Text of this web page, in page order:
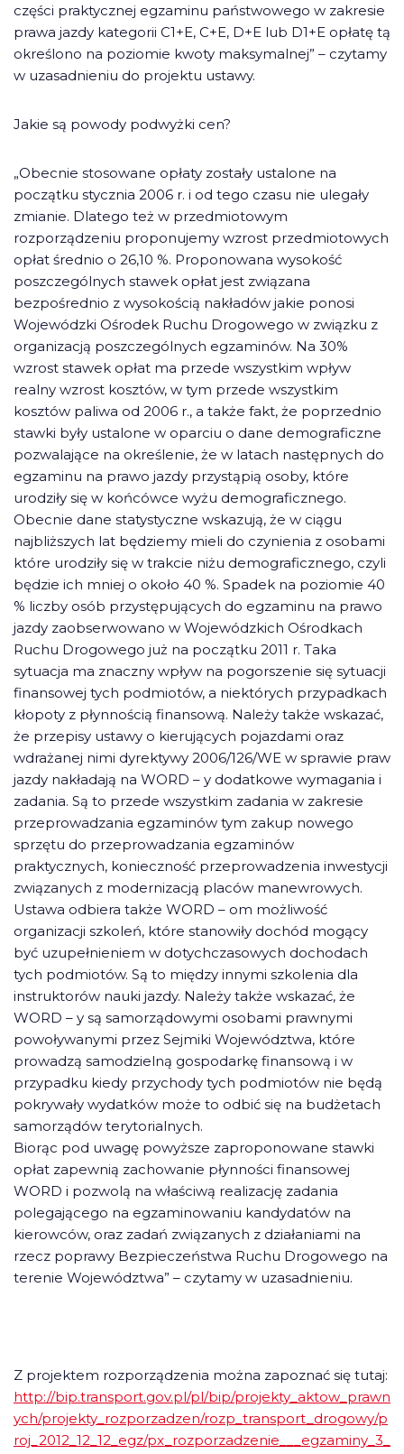
części praktycznej egzaminu państwowego w zakresie
prawa jazdy kategorii C1+E, C+E, D+E lub D1+E opłatę tą
określono na poziomie kwoty maksymalnej” – czytamy
w uzasadnieniu do projektu ustawy.
Jakie są powody podwyżki cen?
„Obecnie stosowane opłaty zostały ustalone na
początku stycznia 2006 r. i od tego czasu nie ulegały
zmianie. Dlatego też w przedmiotowym
rozporządzeniu proponujemy wzrost przedmiotowych
opłat średnio o 26,10 %. Proponowana wysokość
poszczególnych stawek opłat jest związana
bezpośrednio z wysokością nakładów jakie ponosi
Wojewódzki Ośrodek Ruchu Drogowego w związku z
organizacją poszczególnych egzaminów. Na 30%
wzrost stawek opłat ma przede wszystkim wpływ
realny wzrost kosztów, w tym przede wszystkim
kosztów paliwa od 2006 r., a także fakt, że poprzednio
stawki były ustalone w oparciu o dane demograficzne
pozwalające na określenie, że w latach następnych do
egzaminu na prawo jazdy przystąpią osoby, które
urodziły się w końcówce wyżu demograficznego.
Obecnie dane statystyczne wskazują, że w ciągu
najbliższych lat będziemy mieli do czynienia z osobami
które urodziły się w trakcie niżu demograficznego, czyli
będzie ich mniej o około 40 %. Spadek na poziomie 40
% liczby osób przystępujących do egzaminu na prawo
jazdy zaobserwowano w Wojewódzkich Ośrodkach
Ruchu Drogowego już na początku 2011 r. Taka
sytuacja ma znaczny wpływ na pogorszenie się sytuacji
finansowej tych podmiotów, a niektórych przypadkach
kłopoty z płynnością finansową. Należy także wskazać,
że przepisy ustawy o kierujących pojazdami oraz
wdrażanej nimi dyrektywy 2006/126/WE w sprawie praw
jazdy nakładają na WORD – y dodatkowe wymagania i
zadania. Są to przede wszystkim zadania w zakresie
przeprowadzania egzaminów tym zakup nowego
sprzętu do przeprowadzania egzaminów
praktycznych, konieczność przeprowadzenia inwestycji
związanych z modernizacją placów manewrowych.
Ustawa odbiera także WORD – om możliwość
organizacji szkoleń, które stanowiły dochód mogący
być uzupełnieniem w dotychczasowych dochodach
tych podmiotów. Są to między innymi szkolenia dla
instruktorów nauki jazdy. Należy także wskazać, że
WORD – y są samorządowymi osobami prawnymi
powoływanymi przez Sejmiki Województwa, które
prowadzą samodzielną gospodarkę finansową i w
przypadku kiedy przychody tych podmiotów nie będą
pokrywały wydatków może to odbić się na budżetach
samorządów terytorialnych.
Biorąc pod uwagę powyższe zaproponowane stawki
opłat zapewnią zachowanie płynności finansowej
WORD i pozwolą na właściwą realizację zadania
polegającego na egzaminowaniu kandydatów na
kierowców, oraz zadań związanych z działaniami na
rzecz poprawy Bezpieczeństwa Ruchu Drogowego na
terenie Województwa” – czytamy w uzasadnieniu.
Z projektem rozporządzenia można zapoznać się tutaj:
http://bip.transport.gov.pl/pl/bip/projekty_aktow_prawn
ych/projekty_rozporzadzen/rozp_transport_drogowy/p
roj_2012_12_12_egz/px_rozporzadzenie___egzaminy_3_